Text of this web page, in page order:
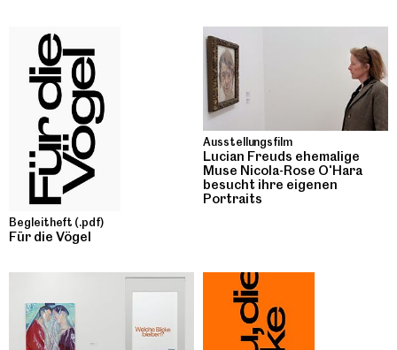
Begleitheft (.pdf)
Für die Vögel
Ausstellungsfilm
Lucian Freuds ehemalige
Muse Nicola-Rose O'Hara
besucht ihre eigenen
Portraits